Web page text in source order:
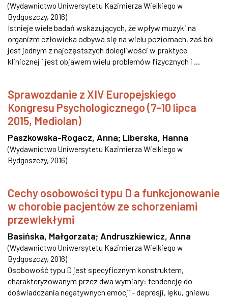
(Wydawnictwo Uniwersytetu Kazimierza Wielkiego w
Bydgoszczy, 2016)
Istnieje wiele badań wskazujących, że wpływ muzyki na
organizm człowieka odbywa się na wielu poziomach, zaś ból
jest jednym z najczęstszych dolegliwości w praktyce
klinicznej i jest objawem wielu problemów fizycznych i ...
Sprawozdanie z XIV Europejskiego
Kongresu Psychologicznego (7-10 lipca
2015, Mediolan)
Paszkowska-Rogacz, Anna; Liberska, Hanna
(Wydawnictwo Uniwersytetu Kazimierza Wielkiego w
Bydgoszczy, 2016)
Cechy osobowości typu D a funkcjonowanie
w chorobie pacjentów ze schorzeniami
przewlekłymi
Basińska, Małgorzata; Andruszkiewicz, Anna
(Wydawnictwo Uniwersytetu Kazimierza Wielkiego w
Bydgoszczy, 2016)
Osobowość typu D jest specyficznym konstruktem,
charakteryzowanym przez dwa wymiary: tendencję do
doświadczania negatywnych emocji - depresji, lęku, gniewu